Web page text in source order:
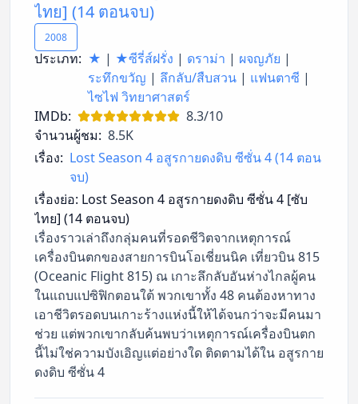
ไทย] (14 ตอนจบ)
2008
ประเภท: ★ | ★ซีรี่ส์ฝรั่ง | ดราม่า | ผจญภัย |
ระทึกขวัญ | ลึกลับ/สืบสวน | แฟนตาซี |
ไซไฟ วิทยาศาสตร์
IMDb:
8.3/10
จำนวนผู้ชม: 8.5K
เรื่อง: Lost Season 4 อสูรกายดงดิบ ซีซั่น 4 (14 ตอน
จบ)
เรื่องย่อ: Lost Season 4 อสูรกายดงดิบ ซีซั่น 4 [ซับ
ไทย] (14 ตอนจบ)
เรื่องราวเล่าถึงกลุ่มคนที่รอดชีวิตจากเหตุการณ์
เครื่องบินตกของสายการบินโอเชี่ยนนิค เที่ยวบิน 815
(Oceanic Flight 815) ณ เกาะลึกลับอันห่างไกลผู้คน
ในแถบแปซิฟิกตอนใต้ พวกเขาทั้ง 48 คนต้องหาทาง
เอาชีวิตรอดบนเกาะร้างแห่งนี้ให้ได้จนกว่าจะมีคนมา
ช่วย แต่พวกเขากลับค้นพบว่าเหตุการณ์เครื่องบินตก
นี้ไม่ใช่ความบังเอิญแต่อย่างใด ติดตามได้ใน อสูรกาย
ดงดิบ ซีซั่น 4